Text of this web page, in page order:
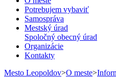
Potrebujem vybaviť
Samospráva
Mestský úrad
Spoločný obecný úrad
Organizácie
Kontakty
Mesto Leopoldov>O meste>